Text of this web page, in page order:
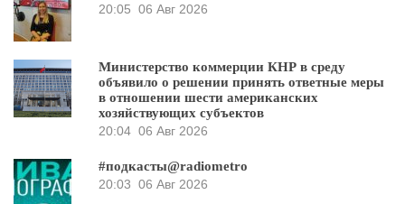
20:05 06 Авг 2026
Министерство коммерции КНР в среду
объявило о решении принять ответные меры
в отношении шести американских
хозяйствующих субъектов
20:04 06 Авг 2026
#подкасты@radiometro
20:03 06 Авг 2026